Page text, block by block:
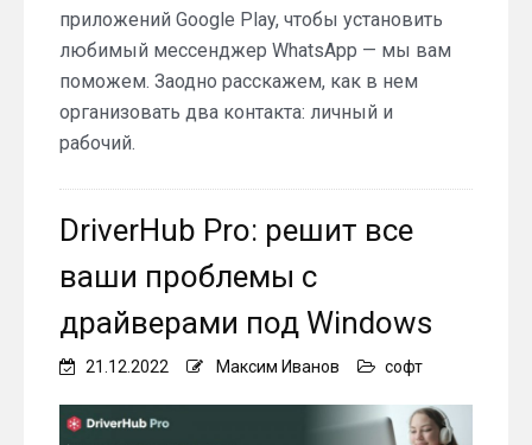
приложений Google Play, чтобы установить
любимый мессенджер WhatsApp — мы вам
поможем. Заодно расскажем, как в нем
организовать два контакта: личный и
рабочий.
DriverHub Pro: решит все
ваши проблемы с
драйверами под Windows
21.12.2022 Максим Иванов софт